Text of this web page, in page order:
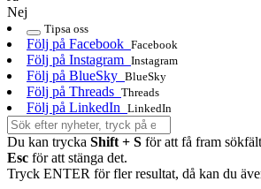
Nej
Tipsa oss
Följ på Facebook Facebook
Följ på Instagram Instagram
Följ på BlueSky BlueSky
Följ på Threads Threads
Följ på LinkedIn LinkedIn
Du kan trycka Shift + S för att få fram
Esc för att stänga det.
Tryck ENTER för fler resultat, då kan du